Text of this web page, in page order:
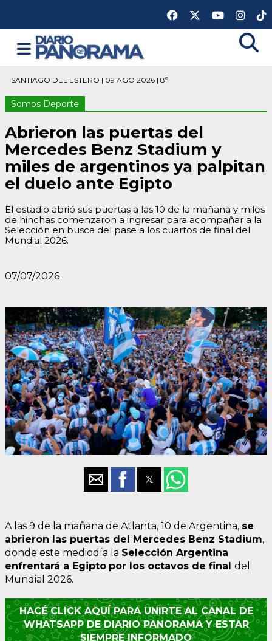
SANTIAGO DEL ESTERO | 09 AGO 2026 | 8º
Somos Deporte
Abrieron las puertas del
Mercedes Benz Stadium y
miles de argentinos ya palpitan
el duelo ante Egipto
El estadio abrió sus puertas a las 10 de la mañana y miles
de hinchas comenzaron a ingresar para acompañar a la
Selección en busca del pase a los cuartos de final del
Mundial 2026.
07/07/2026
A las 9 de la mañana de Atlanta, 10 de Argentina, se
abrieron las puertas del Mercedes Benz Stadium,
donde este mediodía la Selección Argentina
enfrentará a Egipto por los octavos de final del
Mundial 2026.
HACÉ CLICK AQUÍ PARA UNIRTE AL CANAL DE
WHATSAPP DE DIARIO PANORAMA Y ESTAR
SIEMPRE INFORMADO